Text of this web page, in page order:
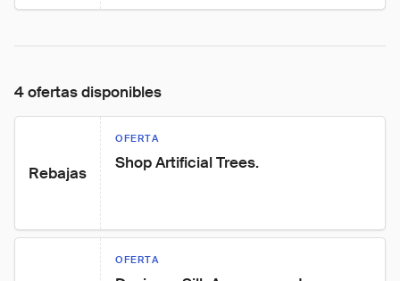
4 ofertas disponibles
Rebajas
OFERTA
Shop Artificial Trees.
OFERTA